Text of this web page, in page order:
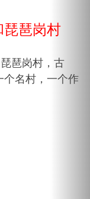
琶岗村
琶岗村，古
名村，一个作